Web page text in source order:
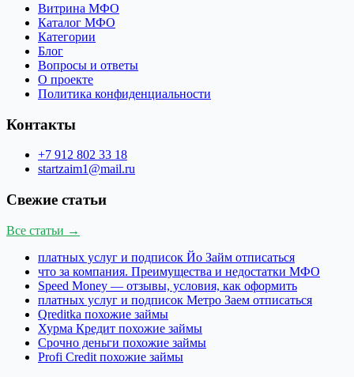
Витрина МФО
Каталог МФО
Категории
Блог
Вопросы и ответы
О проекте
Политика конфиденциальности
Контакты
+7 912 802 33 18
startzaim1@mail.ru
Свежие статьи
Все статьи →
платных услуг и подписок Йо Займ отписаться
что за компания. Преимущества и недостатки МФО
Speed Money — отзывы, условия, как оформить
платных услуг и подписок Метро Заем отписаться
Qreditka похожие займы
Хурма Кредит похожие займы
Срочно деньги похожие займы
Profi Credit похожие займы